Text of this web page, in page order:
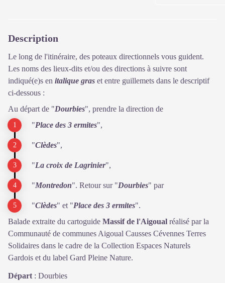
Description
Le long de l'itinéraire, des poteaux directionnels vous guident.
Les noms des lieux-dits et/ou des directions à suivre sont
indiqué(e)s en italique gras et entre guillemets dans le descriptif
ci-dessous :
Au départ de "Dourbies", prendre la direction de
"Place des 3 ermites",
"Clèdes",
"La croix de Lagrinier",
"Montredon". Retour sur "Dourbies" par
"Clèdes" et "Place des 3 ermites".
Balade extraite du cartoguide Massif de l'Aigoual réalisé par la
Communauté de communes Aigoual Causses Cévennes Terres
Solidaires dans le cadre de la Collection Espaces Naturels
Gardois et du label Gard Pleine Nature.
Départ : Dourbies